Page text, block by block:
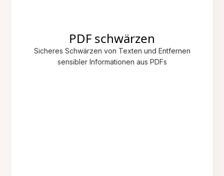
PDF schwärzen
Sicheres Schwärzen von Texten und Entfernen
sensibler Informationen aus PDFs